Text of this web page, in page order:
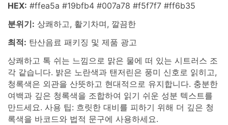
HEX: #ffea5a #19bfb4 #007a78 #f5f7f7 #ff6b35
분위기: 상쾌하고, 활기차며, 깔끔한
최적: 탄산음료 패키징 및 제품 광고
상쾌하고 톡 쉬는 느낌으로 맑은 물에 떠 있는 시트러스 조
각 같습니다. 밝은 노란색과 탠저린은 풍미 신호로 읽히고,
청록색은 외관을 산뜻하고 현대적으로 유지합니다. 충분한
여백과 깊은 청록색을 조합하여 읽기 쉬운 성분 텍스트를
만드세요. 사용 팁: 흐릿한 대비를 피하기 위해 더 깊은 청
록색을 바코드와 법적 문구에 사용하세요.